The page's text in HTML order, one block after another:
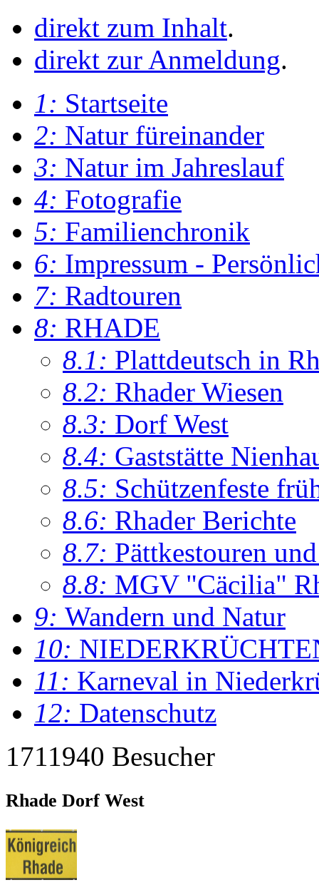
direkt zum Inhalt.
direkt zur Anmeldung.
1: Startseite
2: Natur füreinander
3: Natur im Jahreslauf
4: Fotografie
5: Familienchronik
6: Impressum -
7: Radtouren
8: RHADE
8.1: Plattdeutsch in
8.2: Rhader Wiesen
8.3: Dorf West
8.4: Gaststätte
8.5: Schützenfeste
8.6: Rhader Berichte
8.7: Pättkestouren
8.8: MGV "Cäcilia"
9: Wandern und Natur
10:
11: Karneval in
12: Datenschutz
1711940 Besucher
Rhade Dorf West